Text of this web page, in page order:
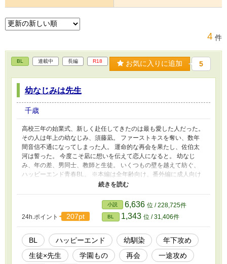
4 件
BL 連載中 長編 R18 お気に入りに追加 5
幼なじみは先生
千歳
高校三年の始業式、新しく赴任してきたのは最も愛した人だった。
その人は年上の幼なじみ、須藤凪。 ファーストキスを奪い、数年
間音信不通になってしまった人。 運命的な再会を果たし、佐伯太
河は誓った。 今度こそ凪に想いを伝えて恋人になると。 幼なじ
み、年の差、男同士、教師と生徒。 いくつもの壁を越えて紡ぐ、
ハッピーエンド青春BL。 ※本編は全年齢向け。番外編に成人向け
要素を含む予定です。 【登場人物】 須藤 凪(すどうなぎ) 22歳 国語
24h.ポイント 207pt
小説 6,636 位 / 228,725件
BL 1,343 位 / 31,406件
BL ハッピーエンド 幼馴染
年下攻め
生徒×先生
学園もの 再会
一途攻め